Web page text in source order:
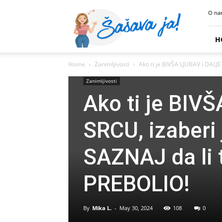
Ja
O
Home Zanimljivosti Ako ti je BIVŠA LJUBAV i
Zanimljivosti
Ako ti je
SRCU,
SAZNAJ da li
PREBOLIO!
By Mika L. - May 30, 2024 108 0